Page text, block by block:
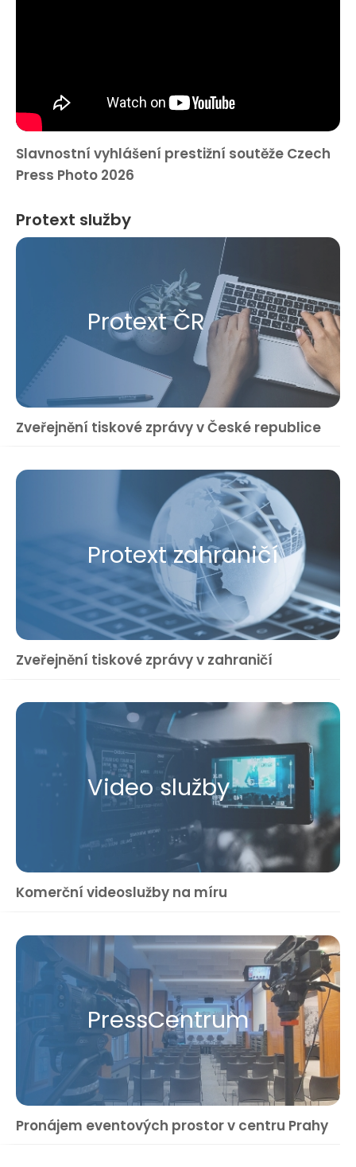
Slavnostní vyhlášení prestižní soutěže Czech
Press Photo 2026
Protext služby
Protext ČR
Zveřejnění tiskové zprávy v České republice
Protext zahraničí
Zveřejnění tiskové zprávy v zahraničí
Video služby
Komerční videoslužby na míru
Press​Centrum
Pronájem eventových prostor v centru Prahy